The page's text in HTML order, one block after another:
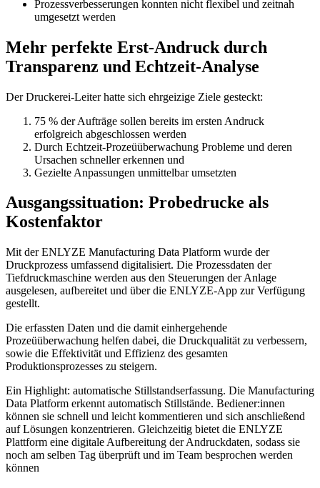
Prozessverbesserungen konnten nicht flexibel und zeitnah
umgesetzt werden
Mehr perfekte Erst-Andruck durch
Transparenz und Echtzeit-Analyse
Der Druckerei-Leiter hatte sich ehrgeizige Ziele gesteckt:
75 % der Aufträge sollen bereits im ersten Andruck
erfolgreich abgeschlossen werden
Durch Echtzeit-Prozeüüberwachung Probleme und deren
Ursachen schneller erkennen und
Gezielte Anpassungen unmittelbar umsetzten
Ausgangssituation: Probedrucke als
Kostenfaktor
Mit der ENLYZE Manufacturing Data Platform wurde der
Druckprozess umfassend digitalisiert. Die Prozessdaten der
Tiefdruckmaschine werden aus den Steuerungen der Anlage
ausgelesen, aufbereitet und über die ENLYZE-App zur Verfügung
gestellt.
Die erfassten Daten und die damit einhergehende
Prozeüüberwachung helfen dabei, die Druckqualität zu verbessern,
sowie die Effektivität und Effizienz des gesamten
Produktionsprozesses zu steigern.
Ein Highlight: automatische Stillstandserfassung. Die Manufacturing
Data Platform erkennt automatisch Stillstände. Bediener:innen
können sie schnell und leicht kommentieren und sich anschließend
auf Lösungen konzentrieren. Gleichzeitig bietet die ENLYZE
Plattform eine digitale Aufbereitung der Andruckdaten, sodass sie
noch am selben Tag überprüft und im Team besprochen werden
können